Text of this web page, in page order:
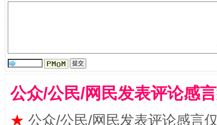
受贿1.44亿！段成刚被判无期 从幼
公众/公民/网民发表评论感
★ 公众/公民/网民发表评论感言